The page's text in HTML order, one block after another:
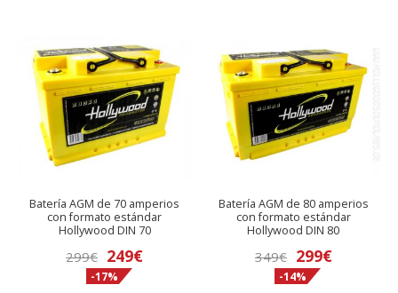
Batería AGM de 70 amperios
con formato estándar
Hollywood DIN 70
299€ El
precio
249€El
-17%
Batería AGM de 80 amperios
con formato estándar
Hollywood DIN 80
349€ El
precio
299€El
-14%